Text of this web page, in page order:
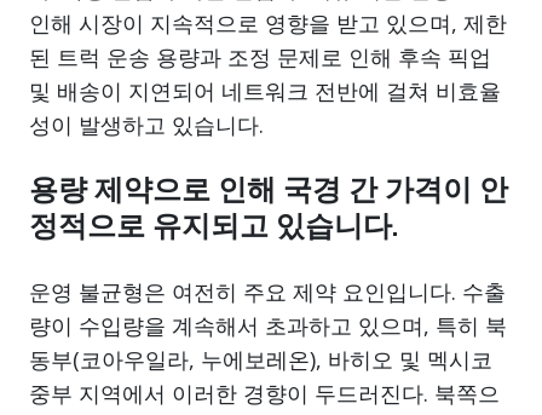
인해 시장이 지속적으로 영향을 받고 있으며, 제한
된 트럭 운송 용량과 조정 문제로 인해 후속 픽업
및 배송이 지연되어 네트워크 전반에 걸쳐 비효율
성이 발생하고 있습니다.
용량 제약으로 인해 국경 간 가격이 안
정적으로 유지되고 있습니다.
운영 불균형은 여전히 주요 제약 요인입니다. 수출
량이 수입량을 계속해서 초과하고 있으며, 특히 북
동부(코아우일라, 누에보레온), 바히오 및 멕시코
중부 지역에서 이러한 경향이 두드러진다. 북쪽으